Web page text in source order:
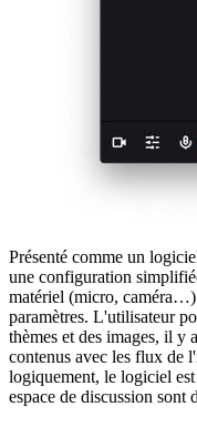
Présenté comme un
une configuration
matériel (micro, caméra…)
paramètres. L'utilisateur
thèmes et des images, il y
contenus avec les flux de
logiquement, le logiciel
espace de discussion sont